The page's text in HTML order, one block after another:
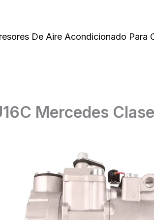
De Aire Acondicionado Para
Mercedes